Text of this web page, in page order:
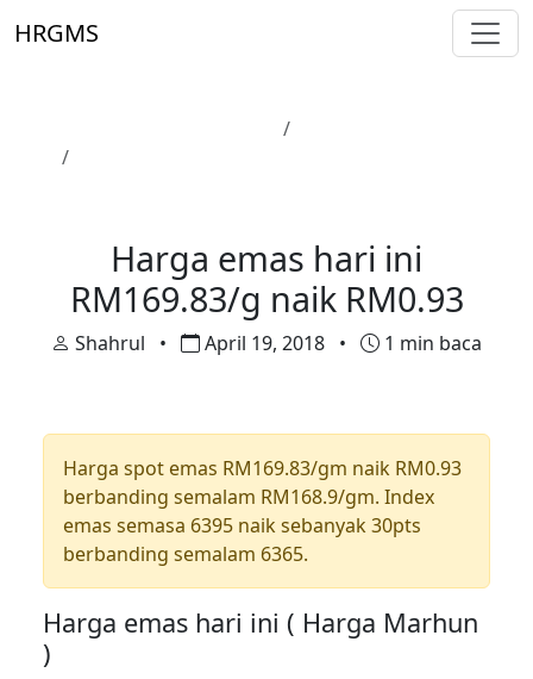
HRGMS
Harga emas hari ini
RM169.83/g naik RM0.93
Shahrul • April 19, 2018 • 1 min baca
Harga spot emas RM169.83/gm naik RM0.93
berbanding semalam RM168.9/gm. Index
emas semasa 6395 naik sebanyak 30pts
berbanding semalam 6365.
Harga emas hari ini ( Harga Marhun
)